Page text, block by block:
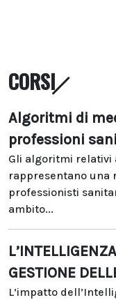
CORSI
Algoritmi di
professioni
Gli algoritmi relativi
rappresentano una
professionisti
ambito...
GESTIONE
L’impatto